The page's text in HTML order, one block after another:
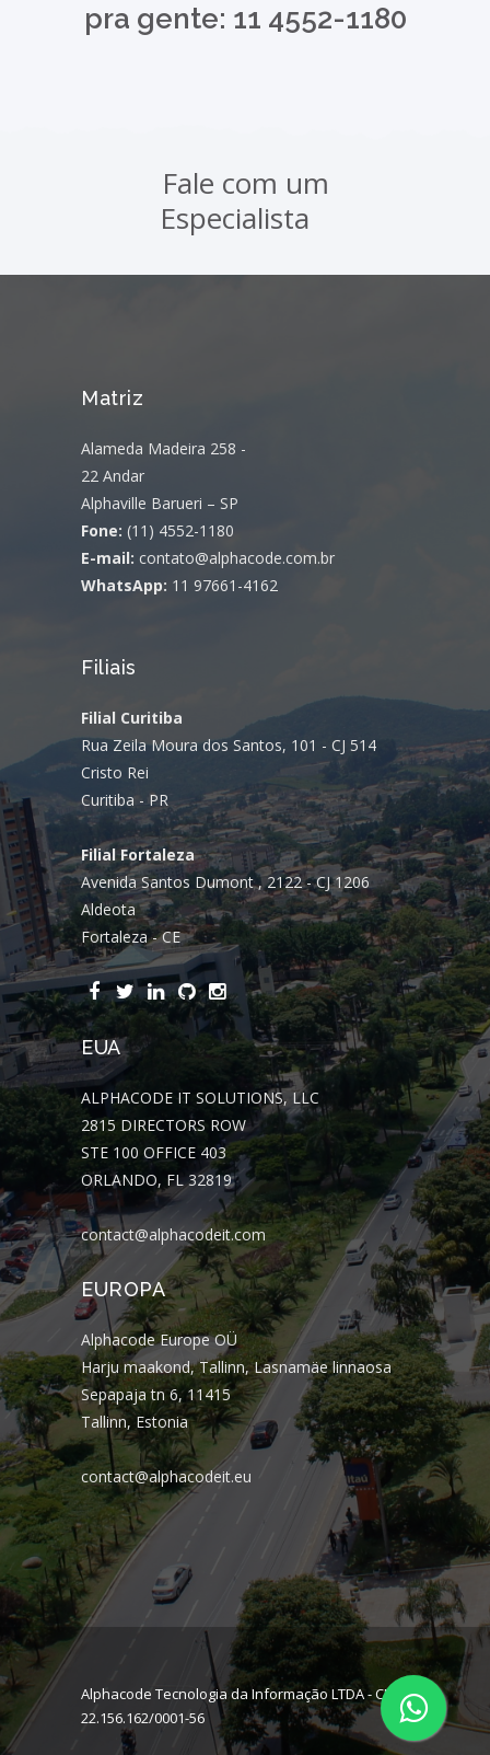
pra gente: 11 4552-1180
Fale com um
Especialista
Matriz
Alameda Madeira 258 -
22 Andar
Alphaville Barueri – SP
Fone: (11) 4552-1180
E-mail: contato@alphacode.com.br
WhatsApp: 11 97661-4162
Filiais
Filial Curitiba
Rua Zeila Moura dos Santos, 101 - CJ 514
Cristo Rei
Curitiba - PR
Filial Fortaleza
Avenida Santos Dumont , 2122 - CJ 1206
Aldeota
Fortaleza - CE
EUA
ALPHACODE IT SOLUTIONS, LLC
2815 DIRECTORS ROW
STE 100 OFFICE 403
ORLANDO, FL 32819
contact@alphacodeit.com
EUROPA
Alphacode Europe OÜ
Harju maakond, Tallinn, Lasnamäe linnaosa
Sepapaja tn 6, 11415
Tallinn, Estonia
contact@alphacodeit.eu
Alphacode Tecnologia da Informação LTDA - CNPJ:
22.156.162/0001-56